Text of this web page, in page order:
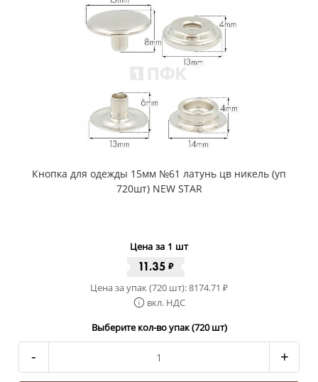
Кнопка для одежды 15мм №61 латунь цв никель (уп
720шт) NEW STAR
Цена за 1 шт
11.35 ₽
Цена за упак (720 шт):8174.71 ₽
вкл. НДС
Выберите кол-во упак (720 шт)
- +